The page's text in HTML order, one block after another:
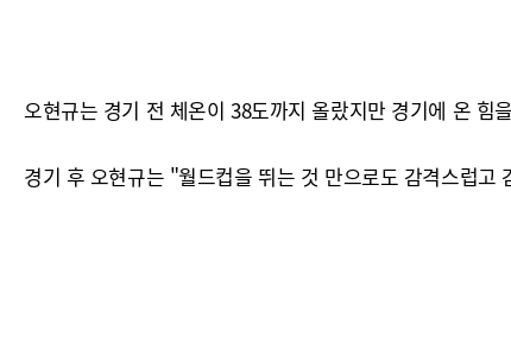
오현규는 경기 전 체온이 38도까지 올랐지만 경기에 온
경기 후 오현규는 "월드컵을 뛰는 것 만으로도 감격스럽